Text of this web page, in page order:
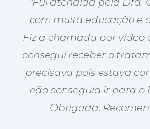
com muita educação e
Fiz a chamada por vídeo
consegui receber o
precisava pois estava
não conseguia ir para o
Obrigada.